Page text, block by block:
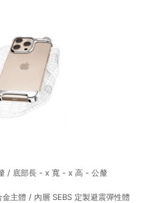
/ 底部長 - x 寬 - x 高 - 公釐
主體 / 內層 SEBS 定製避震彈性體